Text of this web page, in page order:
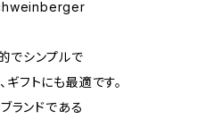
でシンプルで
フトにも最適です。
ランドである